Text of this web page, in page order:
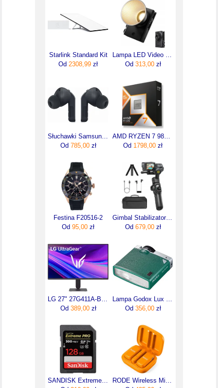
Starlink Standard Kit
Od 2308,99 zł
Od 313,00zł
Od 785,00zł
Od 1798,00 zł
Festina F20516-2
Od 95,00 zł
Gimbal Stabilizator WiFi do GoPro HERO 13 12 11 10 9 8 MAX / Aochuan / SMART G1
Od 679,00zł
Od 389,00zł
Od 356,00zł